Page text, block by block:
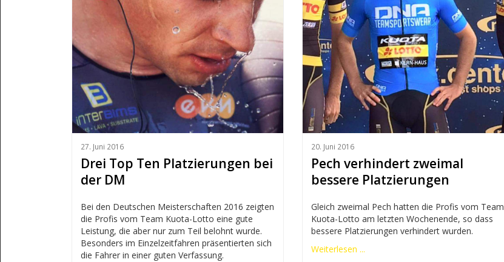
27. Juni 2016
Drei Top Ten Platzierungen bei
der DM
Bei den Deutschen Meisterschaften 2016 zeigten
die Profis vom Team Kuota-Lotto eine gute
Leistung, die aber nur zum Teil belohnt wurde.
Besonders im Einzelzeitfahren präsentierten sich
die Fahrer in einer guten Verfassung.
20. Juni 2016
Pech verhindert zweimal
bessere Platzierungen
Gleich zweimal Pech hatten die Profis vom Team
Kuota-Lotto am letzten Wochenende, so dass
bessere Platzierungen verhindert wurden.
Weiterlesen ...